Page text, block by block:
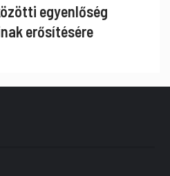
egyenlőség
erősítésére